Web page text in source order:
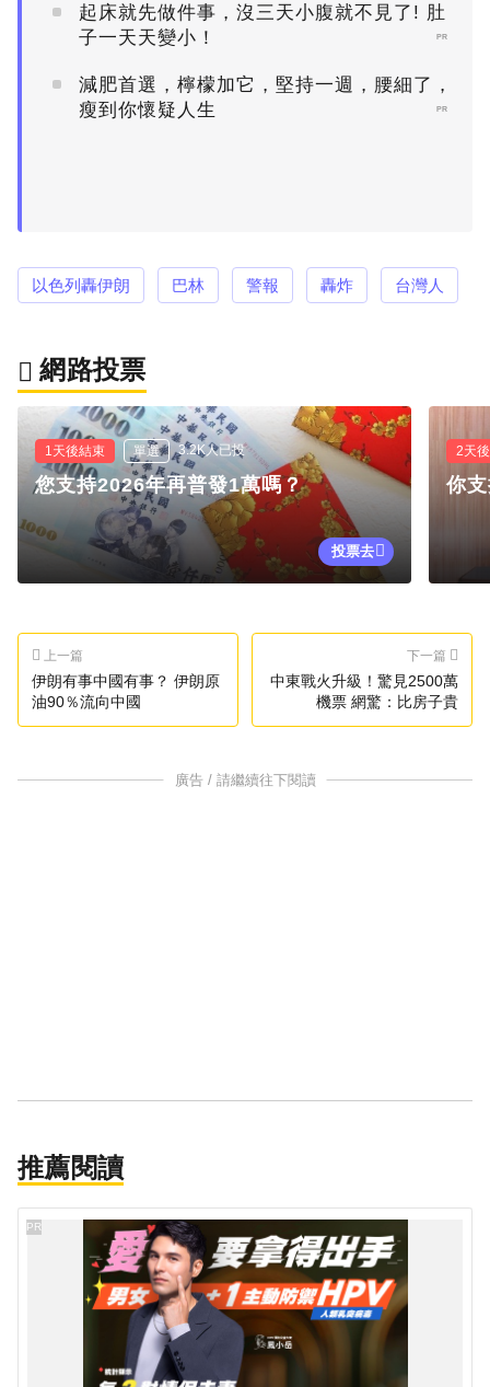
起床就先做件事，沒三天小腹就不見了! 肚
子一天天變小！
PR
減肥首選，檸檬加它，堅持一週，腰細了，
瘦到你懷疑人生
PR
以色列轟伊朗 巴林 警報 轟炸 台灣人
網路投票
1天後結束 單選 3.2K人已投
您支持2026年再普發1萬嗎？
投票去
2天
你
上一篇
伊朗有事中國有事？ 伊朗原
油90％流向中國
下一篇
中東戰火升級！驚見2500萬
機票 網驚：比房子貴
廣告 / 請繼續往下閱讀
推薦閱讀
PR